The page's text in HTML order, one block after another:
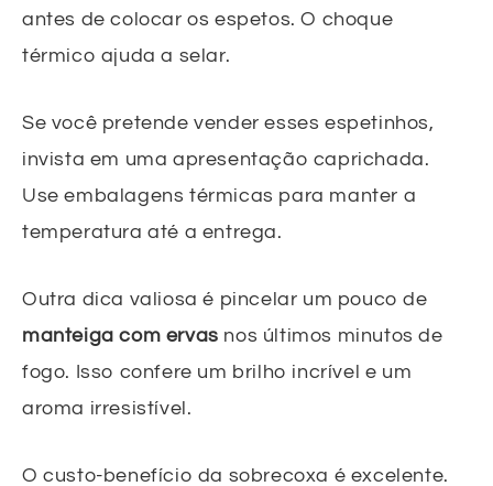
antes de colocar os espetos. O choque
térmico ajuda a selar.
Se você pretende vender esses espetinhos,
invista em uma apresentação caprichada.
Use embalagens térmicas para manter a
temperatura até a entrega.
Outra dica valiosa é pincelar um pouco de
manteiga com ervas nos últimos minutos de
fogo. Isso confere um brilho incrível e um
aroma irresistível.
O custo-benefício da sobrecoxa é excelente.